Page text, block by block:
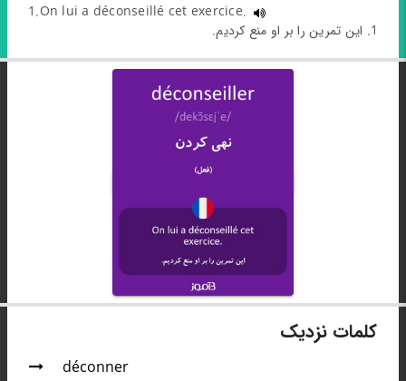
1.On lui a déconseillé cet exercice.
1. این تمرین را بر او منع کردیم.
کلمات نزدیک
déconner